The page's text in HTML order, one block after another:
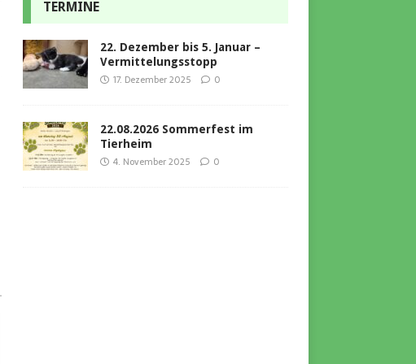
TERMINE
22. Dezember bis 5. Januar –
Vermittelungsstopp
17. Dezember 2025 0
22.08.2026 Sommerfest im
Tierheim
4. November 2025 0